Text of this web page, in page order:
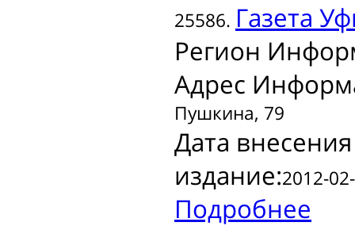
25586. Газета
Регион
Адрес
Пушкина, 79
Дата
издание:2012-
Подробнее